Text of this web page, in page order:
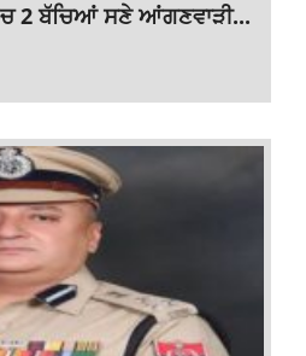
2 ਬੱਚਿਆਂ ਸਣੇ ਆਂਗਣਵਾੜੀ...